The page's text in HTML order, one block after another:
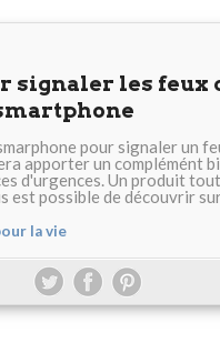
signaler les feux
pour signaler un
apporter un complémént
d'urgences. Un produit
est possible de découvrir
la vie